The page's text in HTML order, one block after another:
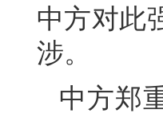
中方对此
涉。
中方郑